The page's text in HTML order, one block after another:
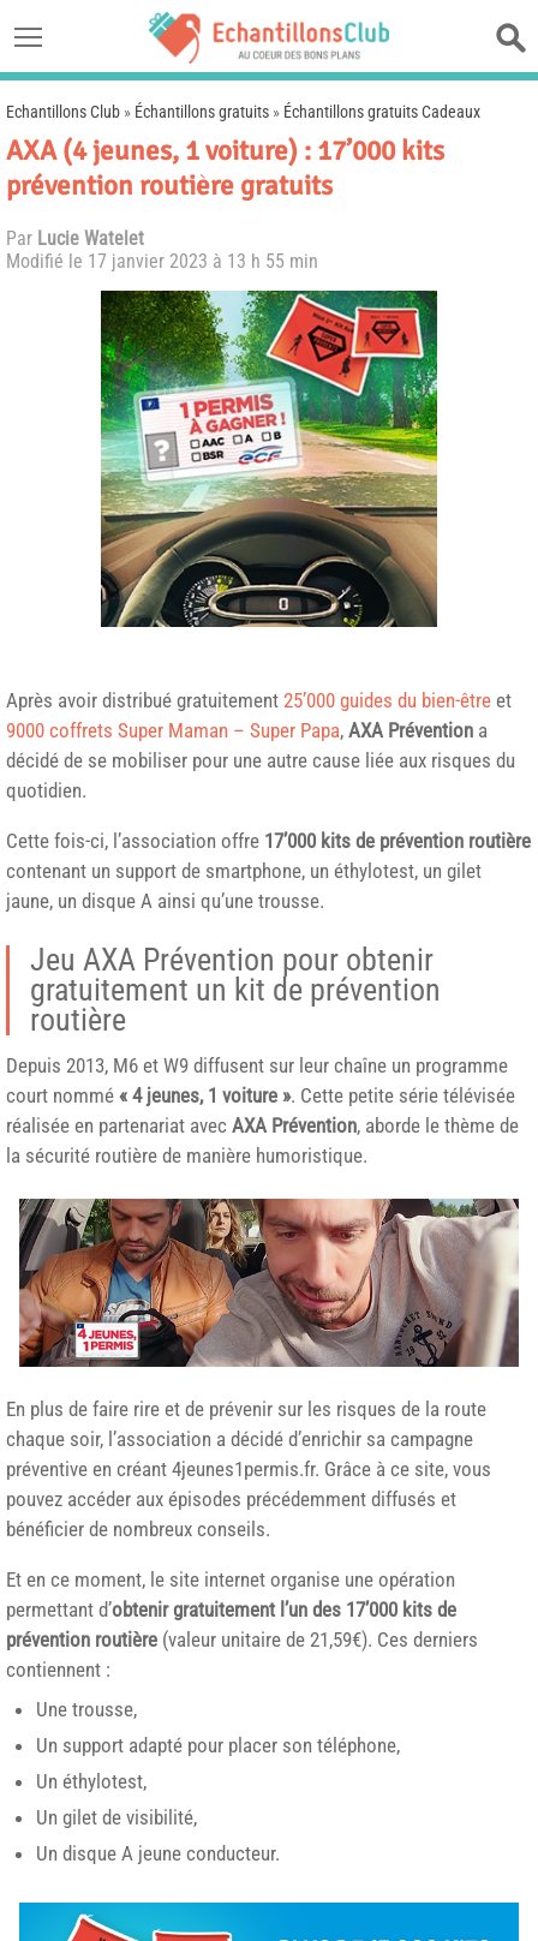
Echantillons Club » Échantillons gratuits » Échantillons gratuits Cadeaux
AXA (4 jeunes, 1 voiture) : 17’000 kits
prévention routière gratuits
Par Lucie Watelet
Modifié le 17 janvier 2023 à 13 h 55 min
Après avoir distribué gratuitement 25’000 guides du bien-être et
9000 coffrets Super Maman – Super Papa, AXA Prévention a
décidé de se mobiliser pour une autre cause liée aux risques du
quotidien.
Cette fois-ci, l’association offre 17’000 kits de prévention routière
contenant un support de smartphone, un éthylotest, un gilet
jaune, un disque A ainsi qu’une trousse.
Jeu AXA Prévention pour obtenir
gratuitement un kit de prévention
routière
Depuis 2013, M6 et W9 diffusent sur leur chaîne un programme
court nommé « 4 jeunes, 1 voiture ». Cette petite série télévisée
réalisée en partenariat avec AXA Prévention, aborde le thème de
la sécurité routière de manière humoristique.
En plus de faire rire et de prévenir sur les risques de la route
chaque soir, l’association a décidé d’enrichir sa campagne
préventive en créant 4jeunes1permis.fr. Grâce à ce site, vous
pouvez accéder aux épisodes précédemment diffusés et
bénéficier de nombreux conseils.
Et en ce moment, le site internet organise une opération
permettant d’obtenir gratuitement l’un des 17’000 kits de
prévention routière (valeur unitaire de 21,59€). Ces derniers
contiennent :
Une trousse,
Un support adapté pour placer son téléphone,
Un éthylotest,
Un gilet de visibilité,
Un disque A jeune conducteur.